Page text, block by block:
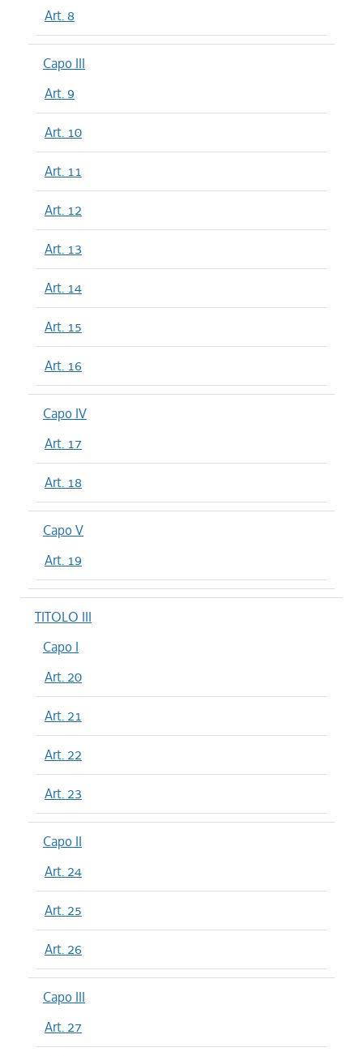
Art. 8
Capo III
Art. 9
Art. 10
Art. 11
Art. 12
Art. 13
Art. 14
Art. 15
Art. 16
Capo IV
Art. 17
Art. 18
Capo V
Art. 19
TITOLO III
Capo I
Art. 20
Art. 21
Art. 22
Art. 23
Capo II
Art. 24
Art. 25
Art. 26
Capo III
Art. 27